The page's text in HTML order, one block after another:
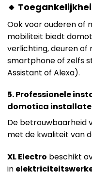
🔹
Ook voor ouderen of
mobiliteit biedt
verlichting, deuren of
smartphone of zelfs
Assistant of Alexa).
5. Professionele
domotica
De betrouwbaarheid
met de kwaliteit van
XL Electro beschikt
in